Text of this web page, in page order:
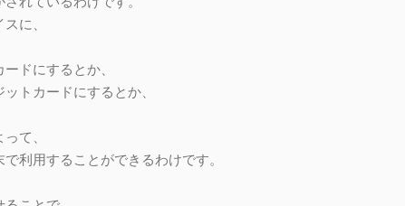
に、
ドにするとか、
トカードにするとか、
て、
利用することができるわけです。